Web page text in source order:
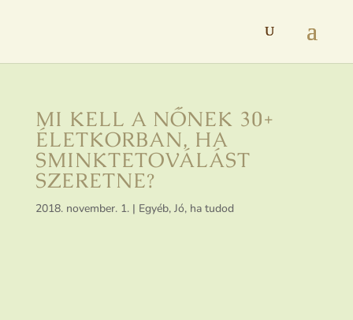
MI KELL A NŐNEK 30+
ÉLETKORBAN, HA
SMINKTETOVÁLÁST
SZERETNE?
2018. november. 1.| Egyéb, Jó, ha tudod